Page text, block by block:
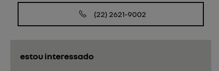
estou interessado
(22) 2621-9002